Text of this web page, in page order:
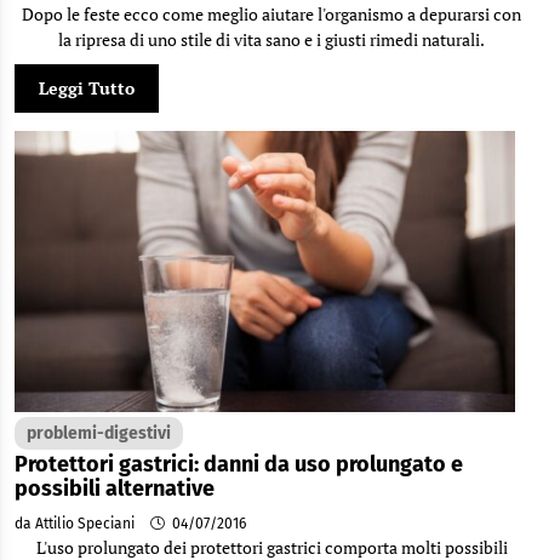
Dopo le feste ecco come meglio aiutare l'organismo a depurarsi con
la ripresa di uno stile di vita sano e i giusti rimedi naturali.
Leggi Tutto
problemi-digestivi
Protettori gastrici: danni da uso prolungato e
possibili alternative
da Attilio Speciani 04/07/2016
L'uso prolungato dei protettori gastrici comporta molti possibili